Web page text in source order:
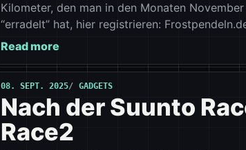
Kilometer, den man in den Monaten
“erradelt” hat, hier registrieren:
Read more
08. SEPT. 2025 GADGETS
Nach der Suunto
Race2